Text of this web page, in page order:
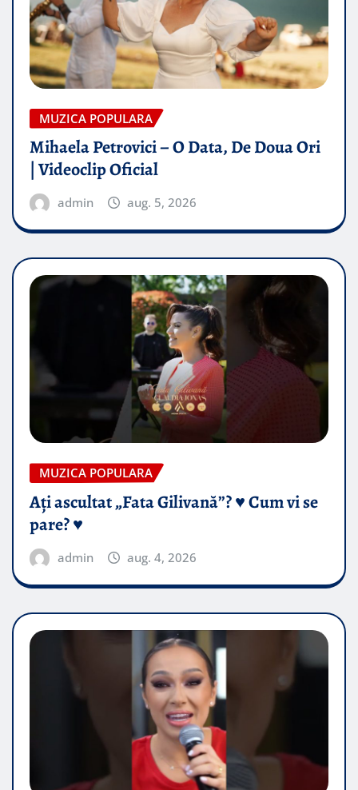
MUZICA POPULARA
Mihaela Petrovici – O Data, De Doua Ori
| Videoclip Oficial
admin aug. 5, 2026
MUZICA POPULARA
Ați ascultat „Fata Gilivană”? ♥️ Cum vi se
pare? ♥️
admin aug. 4, 2026